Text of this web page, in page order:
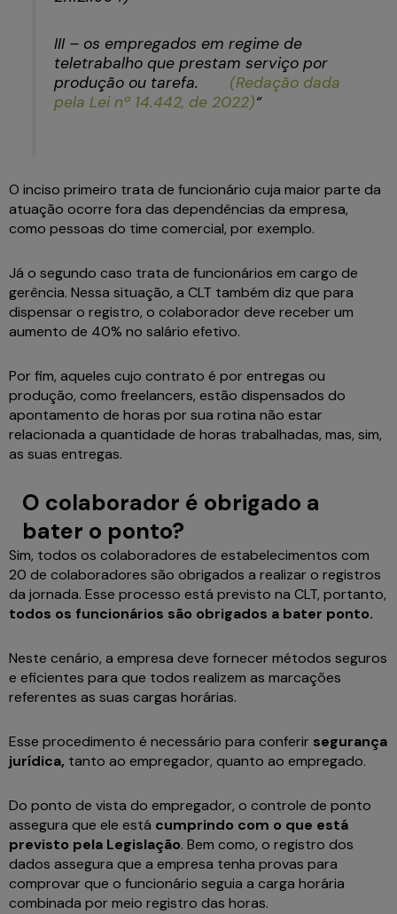
III – os empregados em regime de
teletrabalho que prestam serviço por
produção ou tarefa. (Redação dada
pela Lei nº 14.442, de 2022)“
O inciso primeiro trata de funcionário cuja maior parte da
atuação ocorre fora das dependências da empresa,
como pessoas do time comercial, por exemplo.
Já o segundo caso trata de funcionários em cargo de
gerência. Nessa situação, a CLT também diz que para
dispensar o registro, o colaborador deve receber um
aumento de 40% no salário efetivo.
Por fim, aqueles cujo contrato é por entregas ou
produção, como freelancers, estão dispensados do
apontamento de horas por sua rotina não estar
relacionada a quantidade de horas trabalhadas, mas, sim,
as suas entregas.
O colaborador é obrigado a
bater o ponto?
Sim, todos os colaboradores de estabelecimentos com
20 de colaboradores são obrigados a realizar o registros
da jornada. Esse processo está previsto na CLT, portanto,
todos os funcionários são obrigados a bater ponto.
Neste cenário, a empresa deve fornecer métodos seguros
e eficientes para que todos realizem as marcações
referentes as suas cargas horárias.
Esse procedimento é necessário para conferir segurança
jurídica, tanto ao empregador, quanto ao empregado.
Do ponto de vista do empregador, o controle de ponto
assegura que ele está cumprindo com o que está
previsto pela Legislação. Bem como, o registro dos
dados assegura que a empresa tenha provas para
comprovar que o funcionário seguia a carga horária
combinada por meio registro das horas.